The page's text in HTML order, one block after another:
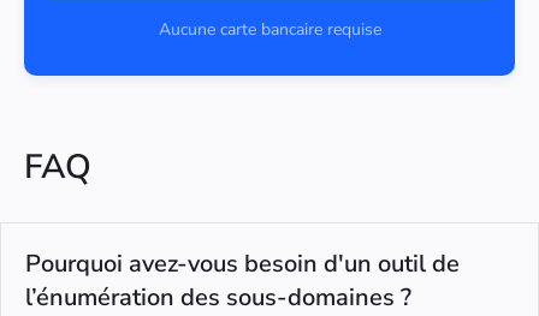
Aucune carte bancaire requise
FAQ
Pourquoi avez-vous besoin d'un outil de
l’énumération des sous-domaines ?